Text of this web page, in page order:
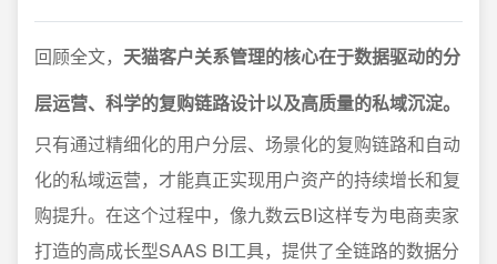
回顾全文， 天猫客户关系管理的核心在于数据驱动的分
层运营、科学的复购链路设计以及高质量的私域沉淀。
只有通过精细化的用户分层、场景化的复购链路和自动
化的私域运营，才能真正实现用户资产的持续增长和复
购提升。在这个过程中，像九数云BI这样专为电商卖家
打造的高成长型SAAS BI工具，提供了全链路的数据分